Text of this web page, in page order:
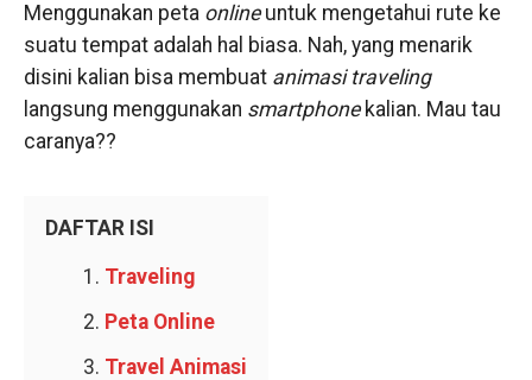
Menggunakan peta onlineuntuk mengetahui rute ke
suatu tempat adalah hal biasa. Nah, yang menarik
disini kalian bisa membuat animasi traveling
langsung menggunakan smartphonekalian. Mau tau
caranya??
DAFTAR ISI
Traveling
Peta Online
Travel Animasi